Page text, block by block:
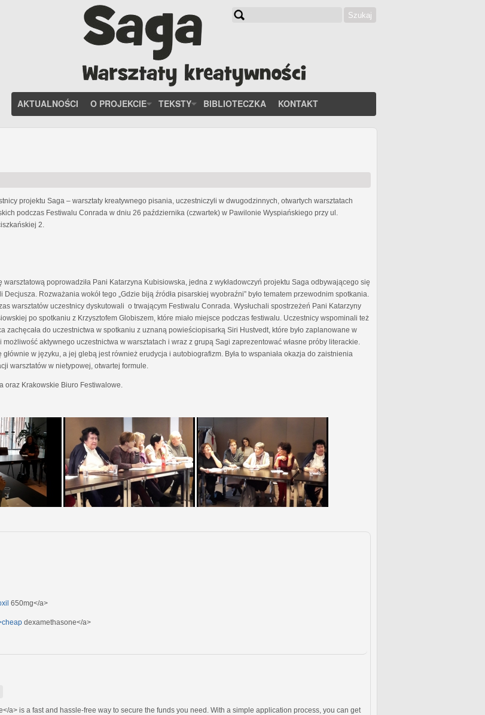
Szukaj
AKTUALNOŚCI O PROJEKCIE TEKSTY BIBLIOTECZKA KONTAKT
projektu Saga – warsztaty kreatywnego pisania, uczestniczyli w dwugodzinnych, otwartych warsztatach
podczas Festiwalu Conrada w dniu 26 października (czwartek) w Pawilonie Wyspiańskiego przy ul.
2.
warsztatową poprowadziła Pani Katarzyna Kubisiowska, jedna z wykładowczyń projektu Saga odbywającego się
Decjusza. Rozważania wokół tego „Gdzie biją źródła pisarskiej wyobraźni” było tematem przewodnim spotkania.
warsztatów uczestnicy dyskutowali o trwającym Festiwalu Conrada. Wysłuchali spostrzeżeń Pani Katarzyny
po spotkaniu z Krzysztofem Globiszem, które miało miejsce podczas festiwalu. Uczestnicy wspominali też
zachęcała do uczestnictwa w spotkaniu z uznaną powieściopisarką Siri Hustvedt, które było zaplanowane w
aktywnego uczestnictwa w warsztatach i wraz z grupą Sagi zaprezentować własne próby literackie.
w języku, a jej glebą jest również erudycja i autobiografizm. Była to wspaniała okazja do zaistnienia
warsztatów w nietypowej, otwartej formule.
oraz Krakowskie Biuro Festiwalowe.
650mg</a>
dexamethasone</a>
a> is a fast and hassle-free way to secure the funds you need. With a simple application process, you can get